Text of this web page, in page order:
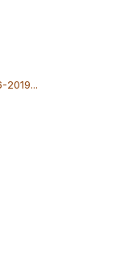
2019...